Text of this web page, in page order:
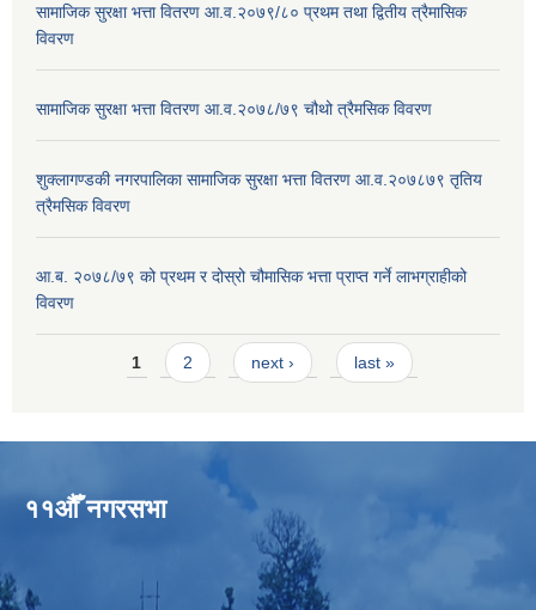
सामाजिक सुरक्षा भत्ता वितरण आ.व.२०७९/८० प्रथम तथा द्वितीय त्रैमासिक
विवरण
सामाजिक सुरक्षा भत्ता वितरण आ.व.२०७८/७९ चौथो त्रैमसिक विवरण
शुक्लागण्डकी नगरपालिका सामाजिक सुरक्षा भत्ता वितरण आ.व.२०७८७९ तृतिय
त्रैमसिक विवरण
आ.ब. २०७८/७९ को प्रथम र दोस्रो चौमासिक भत्ता प्राप्त गर्ने लाभग्राहीको
विवरण
Pages1 2 next › last »
११औँ नगरसभा